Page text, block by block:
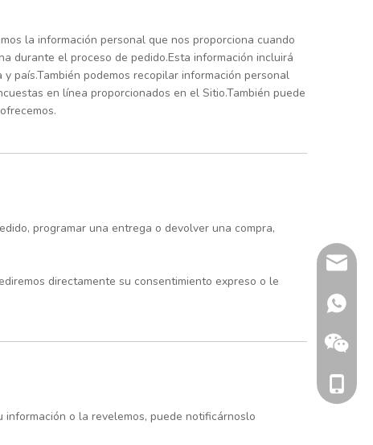
la información personal que nos proporciona cuando
durante el proceso de pedido.Esta información incluirá
país.También podemos recopilar información personal
en línea proporcionados en el Sitio.También puede
programar una entrega o devolver una compra,
directamente su consentimiento expreso o le
o la revelemos, puede notificárnoslo
+86
+86